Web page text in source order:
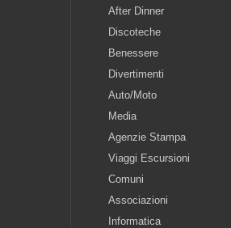
After Dinner
Discoteche
Benessere
Divertimenti
Auto/Moto
Media
Agenzie Stampa
Viaggi Escursioni
Comuni
Associazioni
Informatica